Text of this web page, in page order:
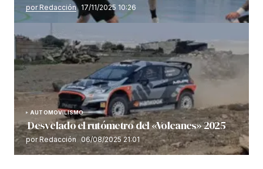
por Redacción 17/11/2025 10:26
AUTOMOVILISMO
Desvelado el rutómetro del «Volcanes» 2025
por Redacción 06/08/2025 21:01